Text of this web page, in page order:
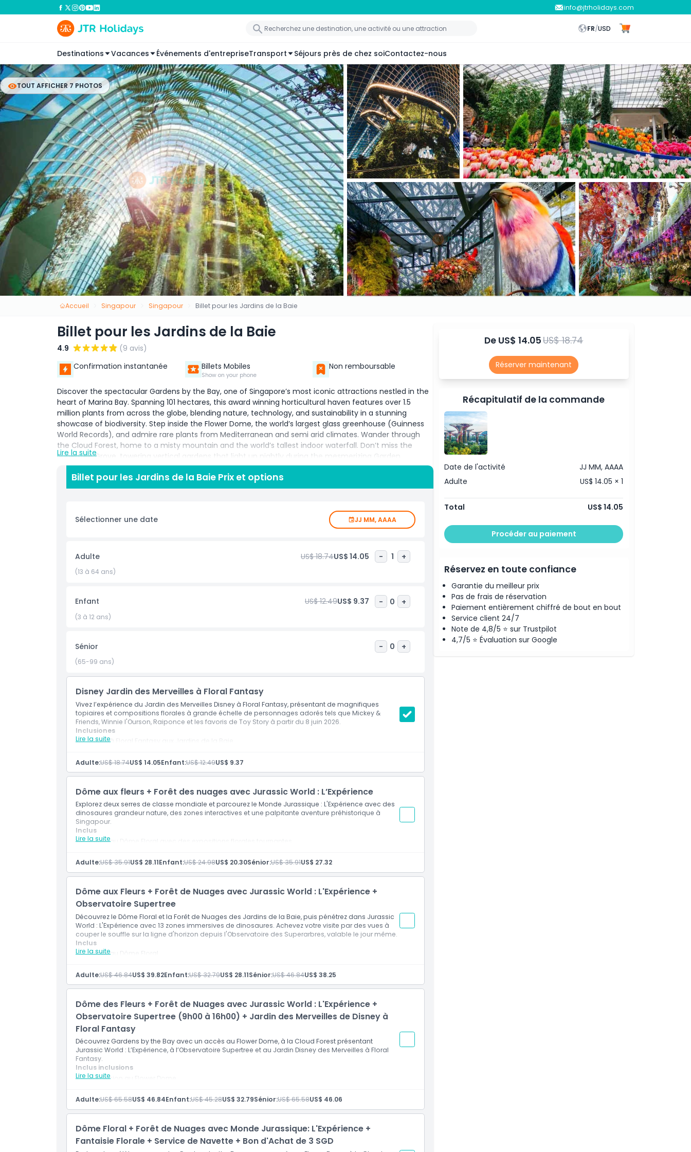
info@jtrholidays.com
FR/USD
Destinations Vacances Événements d'entrepriseTransport Séjours près de chez soiContactez-nous
TOUT AFFICHER 7 PHOTOS
Accueil Singapour Singapour Billet pour les Jardins de la Baie
Billet pour les Jardins de la Baie
4.9
(9 avis)
Confirmation instantanée
Billets Mobiles
Show on your phone
Non remboursable
Discover the spectacular Gardens by the Bay, one of Singapore’s most iconic attractions nestled in the
heart of Marina Bay. Spanning 101 hectares, this award winning horticultural haven features over 1.5
million plants from across the globe, blending nature, technology, and sustainability in a stunning
showcase of biodiversity. Step inside the Flower Dome, the world’s largest glass greenhouse (Guinness
World Records), and admire rare plants from Mediterranean and semi arid climates. Wander through
the Cloud Forest, home to a misty mountain and the world’s tallest indoor waterfall. Don’t miss the
Supertree Grove, towering vertical gardens that light up nightly during the mesmerizing Garden
Rhapsody show. Enjoy panoramic views from the OCBC Skyway, explore desert landscapes in the Sun
Pavilion, and visit themed areas highlighting global plant diversity and green innovation. Perfect for
families, photographers, and nature lovers, Gardens by the Bay offers an immersive experience like no
Inclus
Politique enfant/adulte
Heures d'ouverture
À savoir
Emplacement
Politique d'annulation
Lire la suite
Billet pour les Jardins de la Baie Prix et options
Sélectionner une date JJ MM, AAAA
Adulte US$ 18.74US$ 14.05 - 1 +
(13 à 64 ans)
Enfant US$ 12.49US$ 9.37 - 0 +
(3 à 12 ans)
Sénior - 0 +
(65-99 ans)
Disney Jardin des Merveilles à Floral Fantasy
Vivez l’expérience du Jardin des Merveilles Disney à Floral Fantasy, présentant de magnifiques
topiaires et compositions florales à grande échelle de personnages adorés tels que Mickey &
Friends, Winnie l'Ourson, Raiponce et les favoris de Toy Story à partir du 8 juin 2026.
Lire la suite
Inclusiones
Entrée à Floral Fantasy aux Jardins de la Baie
Observation des grandes sculptures topiaires et florales de personnages Disney
Accès à toutes les expositions standard de Floral Fantasy
Adulte:US$ 18.74US$ 14.05Enfant:US$ 12.49US$ 9.37
Dôme aux fleurs + Forêt des nuages avec Jurassic World : L’Expérience
Explorez deux serres de classe mondiale et parcourez le Monde Jurassique : L'Expérience avec des
dinosaures grandeur nature, des zones interactives et une palpitante aventure préhistorique à
Singapour.
Lire la suite
Inclus
Entrée au Dôme Floral avec des expositions florales tournantes
Accès à l'expérience immersive Monde Jurassique : L'Exposition
Explorez 13 zones thématiques avec des dinosaures animatroniques grandeur nature
Stations interactives et une narration cinématographique inspirée du film
Adulte:US$ 35.91US$ 28.11Enfant:US$ 24.98US$ 20.30Sénior:US$ 35.91US$ 27.32
Dôme aux Fleurs + Forêt de Nuages avec Jurassic World : L'Expérience +
Observatoire Supertree
Découvrez le Dôme Floral et la Forêt de Nuages des Jardins de la Baie, puis pénétrez dans Jurassic
World : L'Expérience avec 13 zones immersives de dinosaures. Achevez votre visite par des vues à
couper le souffle sur la ligne d'horizon depuis l'Observatoire des Superarbres, valable le jour même.
Lire la suite
Inclus
Entrée au Dôme Floral
Accès à Jurassic World : L'Expérience
13 zones thématiques immersives
Dinosaures animatroniques grandeur nature
Entrée à l'Observatoire des Superarbres
Entrée valable uniquement le jour même
Valable entre 9h00 et 16h00
Toutes les attractions doivent être utilisées le même jour
Adulte:US$ 46.84US$ 39.82Enfant:US$ 32.79US$ 28.11Sénior:US$ 46.84US$ 38.25
Dôme des Fleurs + Forêt de Nuages avec Jurassic World : L'Expérience +
Observatoire Supertree (9h00 à 16h00) + Jardin des Merveilles de Disney à
Floral Fantasy
Découvrez Gardens by the Bay avec un accès au Flower Dome, à la Cloud Forest présentant
Jurassic World : L’Expérience, à l’Observatoire Supertree et au Jardin Disney des Merveilles à Floral
Fantasy.
Lire la suite
Inclus inclusions
Admission au Flower Dome
Accès à Jurassic World : L’Expérience
Explorez des zones immersives sur le thème des dinosaures avec des dinosaures
animatroniques grandeur nature
Accès à l’expérience de la nurserie des bébés dinosaures
Admission le même jour à l'Observatoire Supertree (9h00 – 16h00)
Adulte:US$ 65.58US$ 46.84Enfant:US$ 45.28US$ 32.79Sénior:US$ 65.58US$ 46.06
Dôme Floral + Forêt de Nuages avec Monde Jurassique: L'Expérience +
Fantaisie Florale + Service de Navette + Bon d'Achat de 3 SGD
De US$ 14.05US$ 18.74
Réserver maintenant
Récapitulatif de la commande
Date de l'activité
JJ MM, AAAA
Adulte
US$ 14.05 × 1
Total US$ 14.05
Procéder au paiement
Réservez en toute confiance
Garantie du meilleur prix
Pas de frais de réservation
Paiement entièrement chiffré de bout en bout
Service client 24/7
Note de 4,8/5 ⭐ sur Trustpilot
4,7/5 ⭐ Évaluation sur Google